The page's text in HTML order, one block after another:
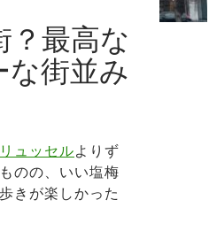
最高な
街並み
ュッセルよりず
のの、いい塩梅
きが楽しかった